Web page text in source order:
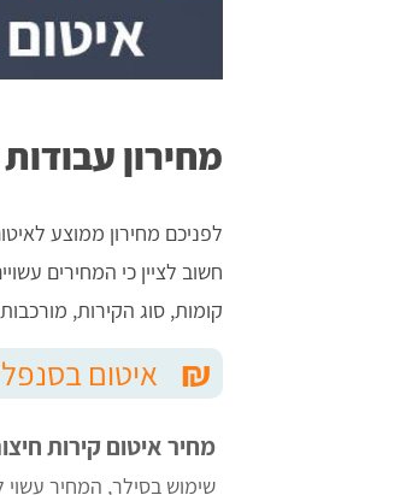
מחירון
לפניכם מחירון ממוצע
חשוב לציין כי המחירים
קומות, סוג הקירות,
₪ איטום
מחיר איטום קירות
שימוש בסילר, המחיר עשוי